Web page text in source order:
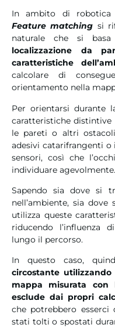
In ambito di
Feature matching si
naturale che si
localizzazione da
caratteristiche
calcolare di
orientamento nella
Per orientarsi durante
caratteristiche distintive
le pareti o altri
adesivi catarifrangenti o
sensori, così che
individuare agevolmente.
Sapendo sia dove si
nell’ambiente, sia
utilizza queste
riducendo l’influenza
lungo il percorso.
In questo caso,
circostante
mappa misurata
esclude dai propri
che potrebbero esserci
stati tolti o spostati